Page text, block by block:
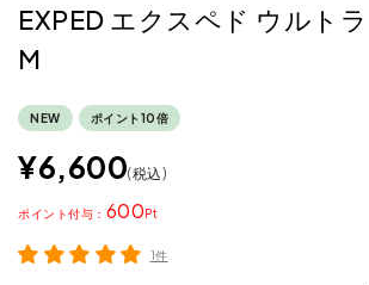
EXPED エクスペド ウルト
M
NEW ポイント10倍
¥6,600 税込
600
ポイント
1件